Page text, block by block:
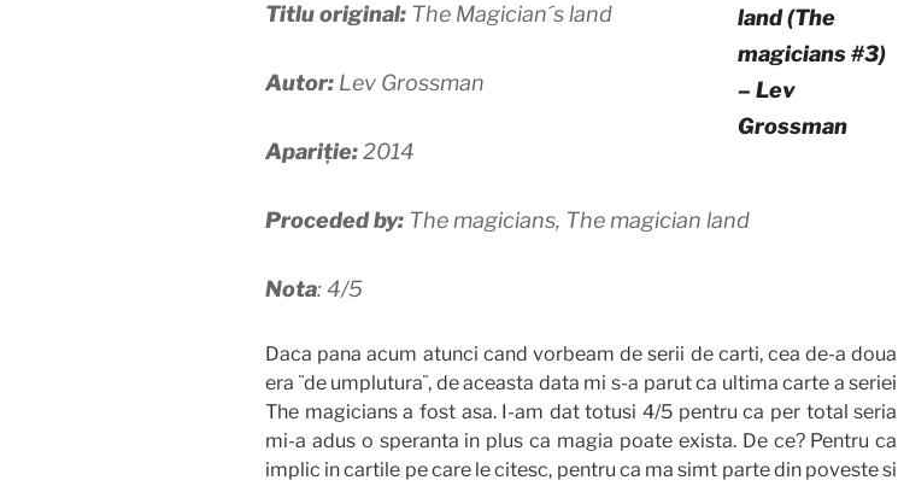
Titlu original: The Magician´s land
Autor: Lev Grossman
Apariție:2014
Proceded by: The magicians, The magician land
Nota: 4/5
Daca pana acum atunci cand vorbeam de serii de carti, cea de-a doua
era ¨de umplutura¨, de aceasta data mi s-a parut ca ultima carte a seriei
The magicians a fost asa. I-am dat totusi 4/5 pentru ca per total seria
mi-a adus o speranta in plus ca magia poate exista. De ce? Pentru ca
implic in cartile pe care le citesc, pentru ca ma simt parte din poveste si